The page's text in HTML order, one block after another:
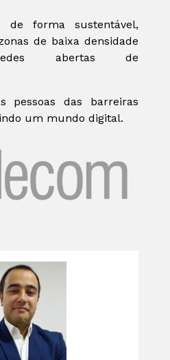
de forma sustentável,
de baixa densidade
abertas de
pessoas das barreiras
um mundo digital.